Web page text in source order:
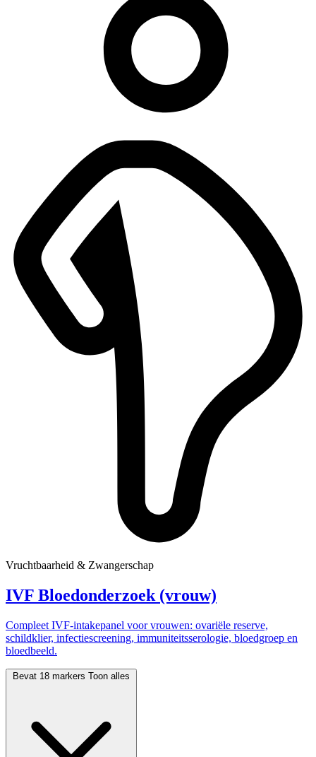
Vruchtbaarheid & Zwangerschap
IVF Bloedonderzoek (vrouw)
Compleet IVF-intakepanel voor vrouwen: ovariële reserve,
schildklier, infectiescreening, immuniteitsserologie, bloedgroep en
bloedbeeld.
Bevat 18 markers Toon alles